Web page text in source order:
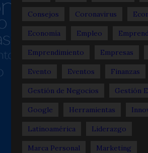
Consejos Coronavirus
Economía Empleo
Emprendimiento Empresas
Evento Eventos Finanzas
Gestión de Negocios Gestión
Google Herramientas
Latinoamérica Liderazgo
Marca Personal Marketing